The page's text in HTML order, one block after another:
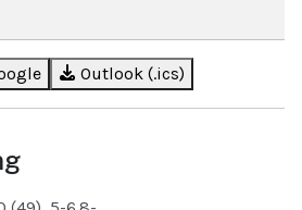
Outlook (.ics)